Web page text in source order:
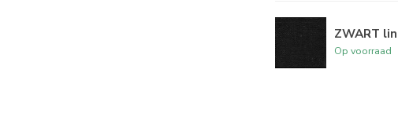
ZWART
Op voorraad